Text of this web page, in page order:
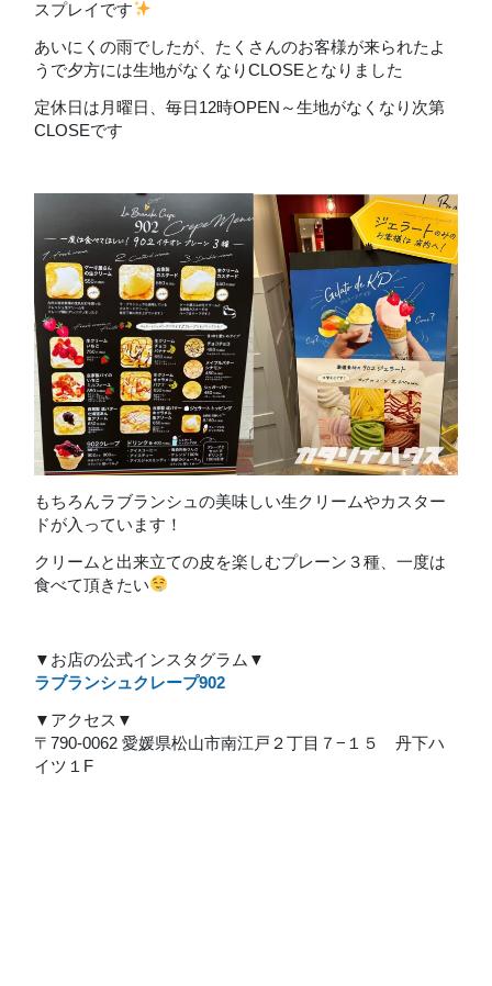
スプレイです
あいにくの雨でしたが、たくさんのお客様が来られたよ
うで夕方には生地がなくなりCLOSEとなりました
定休日は月曜日、毎日12時OPEN～生地がなくなり次第
CLOSEです
もちろんラブランシュの美味しい生クリームやカスター
ドが入っています！
クリームと出来立ての皮を楽しむプレーン３種、一度は
食べて頂きたい
▼お店の公式インスタグラム▼
ラブランシュクレープ902
▼アクセス▼
〒790-0062 愛媛県松山市南江戸２丁目７−１５ 丹下ハ
イツ１F